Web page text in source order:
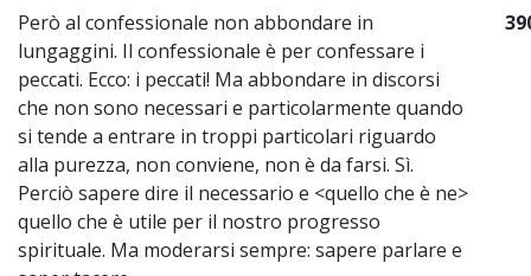
Però al confessionale non abbondare in
lungaggini. Il confessionale è per confessare i
peccati. Ecco: i peccati! Ma abbondare in discorsi
che non sono necessari e particolarmente quando
si tende a entrare in troppi particolari riguardo
alla purezza, non conviene, non è da farsi. Sì.
Perciò sapere dire il necessario e <quello che è ne>
quello che è utile per il nostro progresso
spirituale. Ma moderarsi sempre: sapere parlare e